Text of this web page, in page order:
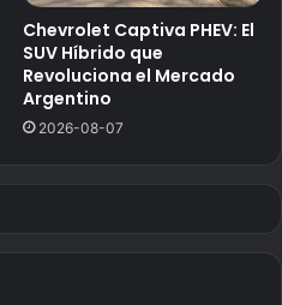
Chevrolet Captiva PHEV: El
SUV Híbrido que
Revoluciona el Mercado
Argentino
2026-08-07